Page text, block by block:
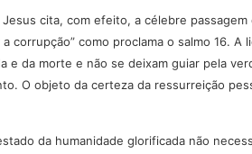
cita, com efeito, a célebre
corrupção” como proclama o salmo 16.
da morte e não se deixam guiar pela
O objeto da certeza da ressurreição
da humanidade glorificada não